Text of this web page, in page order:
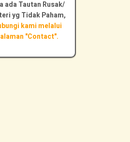
ada Tautan Rusak/
yg Tidak Paham,
kami melalui
"Contact".